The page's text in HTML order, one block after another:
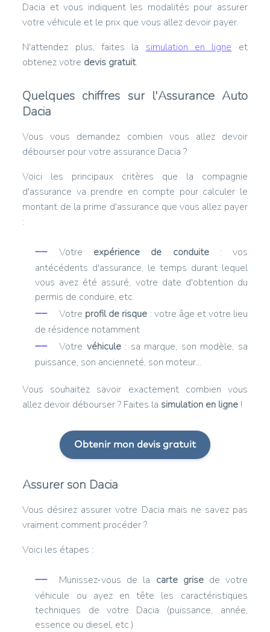
Dacia et vous indiquent les modalités pour assurer
votre véhicule et le prix que vous allez devoir payer.
N'attendez plus, faites la simulation en ligne et
obtenez votre devis gratuit.
Quelques chiffres sur l'Assurance Auto
Dacia
Vous vous demandez combien vous allez devoir
débourser pour votre assurance Dacia ?
Voici les principaux critères que la compagnie
d'assurance va prendre en compte pour calculer le
montant de la prime d'assurance que vous allez payer
:
Votre expérience de conduite: vos
antécédents d'assurance, le temps durant lequel
vous avez été assuré, votre date d'obtention du
permis de conduire, etc.
Votre profil de risque : votre âge et votre lieu
de résidence notamment
Votre véhicule: sa marque, son modèle, sa
puissance, son ancienneté, son moteur...
Vous souhaitez savoir exactement combien vous
allez devoir débourser ? Faites la simulation en ligne !
Obtenir mon devis gratuit
Assurer son Dacia
Vous désirez assurer votre Dacia mais ne savez pas
vraiment comment procéder ?
Voici les étapes :
Munissez-vous de la carte grisede votre
véhicule ou ayez en tête les caractéristiques
techniques de votre Dacia (puissance, année,
essence ou diesel, etc.)